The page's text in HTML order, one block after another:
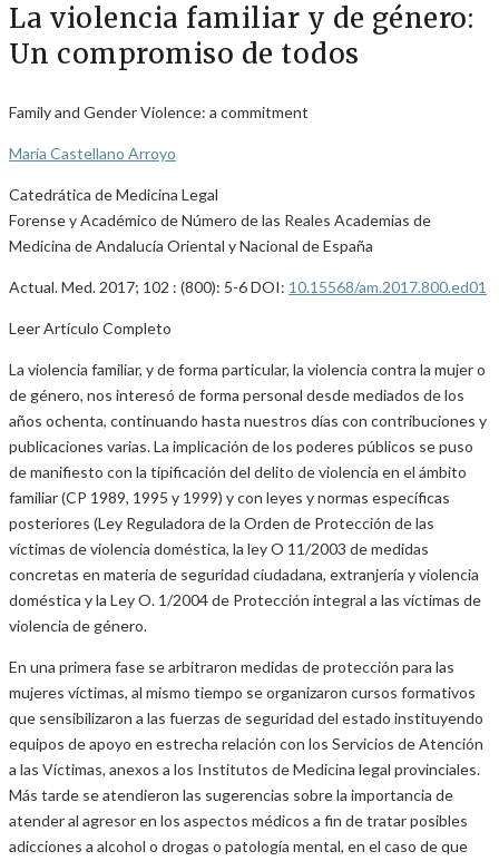
La violencia familiar y de género:
Un compromiso de todos
Family and Gender Violence: a commitment
María Castellano Arroyo
Catedrática de Medicina Legal
Forense y Académico de Número de las Reales Academias de
Medicina de Andalucía Oriental y Nacional de España
Actual. Med. 2017; 102 : (800): 5-6 DOI: 10.15568/am.2017.800.ed01
Leer Artículo Completo
La violencia familiar, y de forma particular, la violencia contra la mujer o
de género, nos interesó de forma personal desde mediados de los
años ochenta, continuando hasta nuestros días con contribuciones y
publicaciones varias. La implicación de los poderes públicos se puso
de manifiesto con la tipificación del delito de violencia en el ámbito
familiar (CP 1989, 1995 y 1999) y con leyes y normas específicas
posteriores (Ley Reguladora de la Orden de Protección de las
víctimas de violencia doméstica, la ley O 11/2003 de medidas
concretas en materia de seguridad ciudadana, extranjería y violencia
doméstica y la Ley O. 1/2004 de Protección integral a las víctimas de
violencia de género.
En una primera fase se arbitraron medidas de protección para las
mujeres víctimas, al mismo tiempo se organizaron cursos formativos
que sensibilizaron a las fuerzas de seguridad del estado instituyendo
equipos de apoyo en estrecha relación con los Servicios de Atención
a las Víctimas, anexos a los Institutos de Medicina legal provinciales.
Más tarde se atendieron las sugerencias sobre la importancia de
atender al agresor en los aspectos médicos a fin de tratar posibles
adicciones a alcohol o drogas o patología mental, en el caso de que